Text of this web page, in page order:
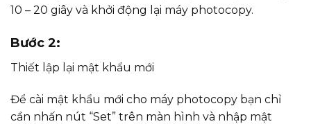
10 – 20 giây và khởi động lại máy photocopy.
Bước 2:
Thiết lập lại mật khẩu mới
Để cài mật khẩu mới cho máy photocopy bạn chỉ
cần nhấn nút “Set” trên màn hình và nhập mật